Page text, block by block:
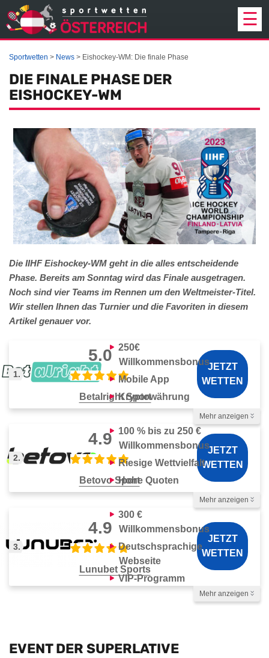
PROGNOSEN
EINZAHLUNG
STRATEGIE
NEWS
ÜBER UNS
☰
Sportwetten News Eishockey-WM: Die finale Phase
DIE FINALE PHASE DER
EISHOCKEY-WM
Die IIHF Eishockey-WM geht in die alles entscheidende
Phase. Bereits am Sonntag wird das Finale ausgetragen.
Noch sind vier Teams im Rennen um den Weltmeister-Titel.
Wir stellen Ihnen das Turnier und die Favoriten in diesem
Artikel genauer vor.
1.
5.0
Betalright Sport
250€
Willkommensbonus
Mobile App
Kryptowährung
JETZT
WETTEN
1–3 Tage
Zahlungsmethoden
Mehr anzeigen
2.
4.9
Betovo Sport
100 % bis zu 250 €
Willkommensbonus
Riesige Wettvielfalt
Hohe Quoten
JETZT
WETTEN
Zahlungsmethoden
Mehr anzeigen
3.
4.9
Lunubet Sports
300 €
Willkommensbonus
Deutschsprachige
Webseite
VIP-Programm
JETZT
WETTEN
Mehr anzeigen
EVENT DER SUPERLATIVE